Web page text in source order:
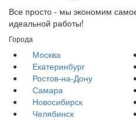
Все просто - мы экономим
идеальной работы!
Города
Москва
Екатеринбург
Ростов-на-Дону
Самара
Новосибирск
Челябинск